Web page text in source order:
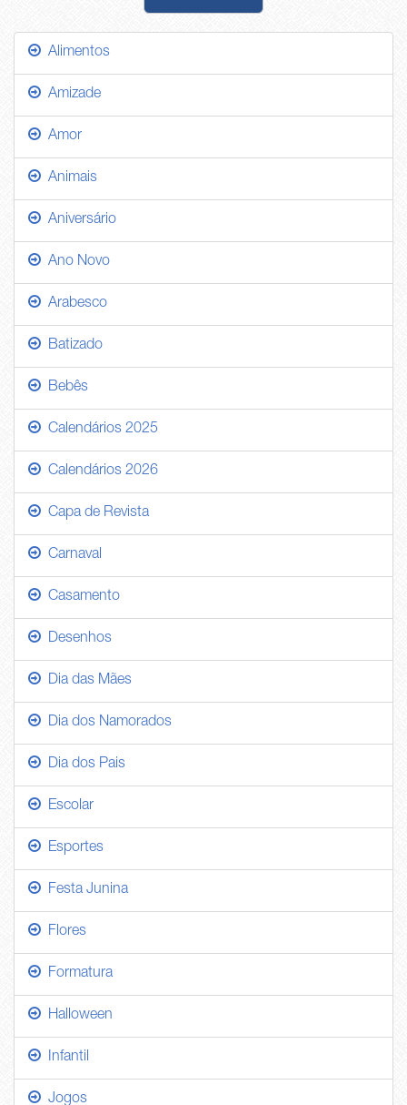
Alimentos
Amizade
Amor
Animais
Aniversário
Ano Novo
Arabesco
Batizado
Bebês
Calendários 2025
Calendários 2026
Capa de Revista
Carnaval
Casamento
Desenhos
Dia das Mães
Dia dos Namorados
Dia dos Pais
Escolar
Esportes
Festa Junina
Flores
Formatura
Halloween
Infantil
Jogos